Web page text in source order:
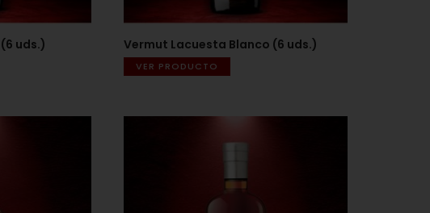
uds.) Vermut Lacuesta Blanco (6 uds.)
VER PRODUCTO